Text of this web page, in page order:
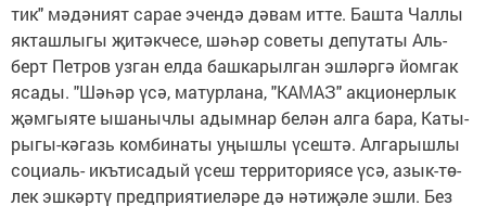
тик" мә­дә­ни­ят са­рае эчен­дә дә­вам ит­те. Баш­та Чал­лы
як­таш­лы­гы җи­тәк­че­се, шә­һәр со­ве­ты де­пу­та­ты Аль­
берт Пет­ров уз­ган ел­да баш­ка­рыл­ган эш­ләр­гә йом­гак
яса­ды. "Шә­һәр үсә, ма­тур­ла­на, "КА­МАЗ" ак­ци­о­нер­лык
җәм­гы­я­те ыша­ныч­лы адым­нар бе­лән ал­га ба­ра, Ка­ты­
ры­гы-кә­газь ком­би­на­ты уңыш­лы үсеш­тә. Ал­га­рыш­лы
со­ци­аль- икъ­ти­са­дый үсеш тер­ри­то­ри­я­се үсә, азык-тө­
лек эш­кәр­тү пред­при­я­ти­е­лә­ре дә нә­ти­җә­ле эш­ли. Без